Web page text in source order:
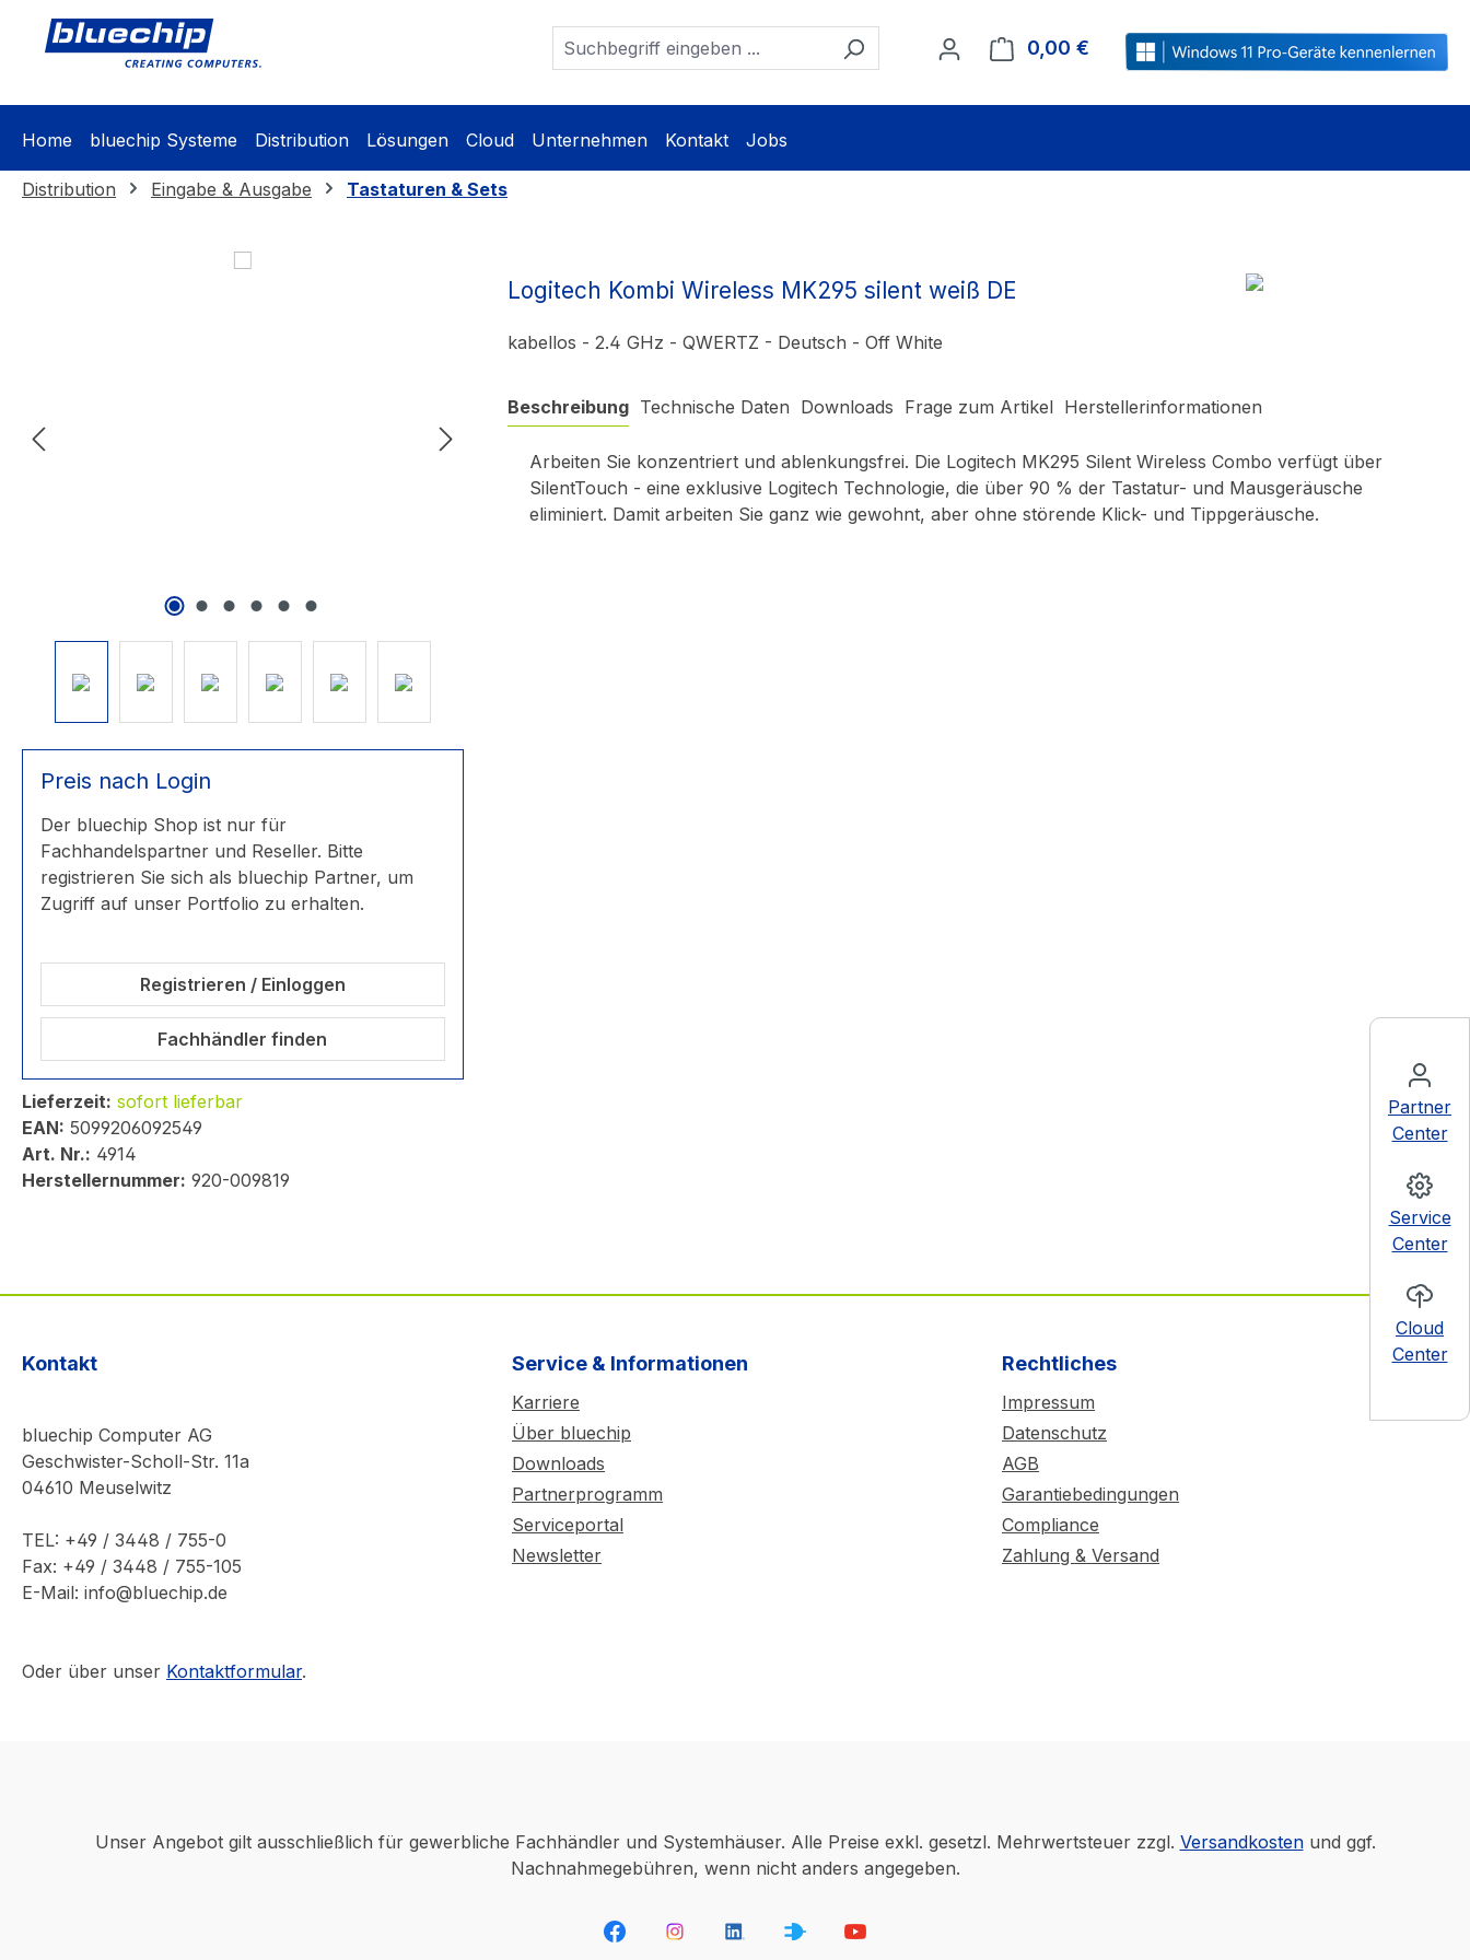
Zur Hauptnavigation springen
Partner
Center
Service
Center
Cloud
Center
0,00 € Warenkorb enthält 0 Positionen. Der
Home bluechip Systeme Distribution Lösungen Cloud Unternehmen Kontakt Jobs
Distribution Eingabe & Ausgabe Tastaturen & Sets
Bildergalerie überspringen
Preis nach Login
Der bluechip Shop ist nur für
Fachhandelspartner und Reseller. Bitte
registrieren Sie sich als bluechip Partner, um
Zugriff auf unser Portfolio zu erhalten.
Registrieren / Einloggen
Fachhändler finden
Lieferzeit: sofort lieferbar
EAN: 5099206092549
Art. Nr.: 4914
Herstellernummer: 920-009819
Logitech Kombi Wireless MK295 silent weiß DE
kabellos - 2.4 GHz - QWERTZ - Deutsch - Off White
Beschreibung Technische Daten Downloads Frage zum Artikel Herstellerinformationen
Arbeiten Sie konzentriert und ablenkungsfrei. Die Logitech MK295 Silent Wireless Combo verfügt über
SilentTouch - eine exklusive Logitech Technologie, die über 90 % der Tastatur- und Mausgeräusche
eliminiert. Damit arbeiten Sie ganz wie gewohnt, aber ohne störende Klick- und Tippgeräusche.
Kontakt
bluechip Computer AG
Geschwister-Scholl-Str. 11a
04610 Meuselwitz
TEL: +49 / 3448 / 755-0
Fax: +49 / 3448 / 755-105
E-Mail: info@bluechip.de
Oder über unser Kontaktformular.
Service & Informationen
Karriere
Über bluechip
Downloads
Partnerprogramm
Serviceportal
Newsletter
Rechtliches
Impressum
Datenschutz
AGB
Garantiebedingungen
Compliance
Zahlung & Versand
Unser Angebot gilt ausschließlich für gewerbliche Fachhändler und Systemhäuser. Alle Preise exkl. gesetzl. Mehrwertsteuer zzgl. Versandkostenund ggf.
Nachnahmegebühren, wenn nicht anders angegeben.